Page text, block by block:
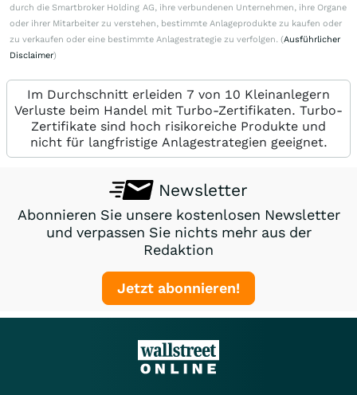
durch die Smartbroker Holding AG, ihre verbundenen Unternehmen, ihre Organe
oder ihrer Mitarbeiter zu verstehen, bestimmte Anlageprodukte zu kaufen oder
zu verkaufen oder eine bestimmte Anlagestrategie zu verfolgen. (Ausführlicher
Disclaimer)
Im Durchschnitt erleiden 7 von 10 Kleinanlegern
Verluste beim Handel mit Turbo-Zertifikaten. Turbo-
Zertifikate sind hoch risikoreiche Produkte und
nicht für langfristige Anlagestrategien geeignet.
Newsletter
Abonnieren Sie unsere kostenlosen Newsletter
und verpassen Sie nichts mehr aus der
Redaktion
Jetzt abonnieren!